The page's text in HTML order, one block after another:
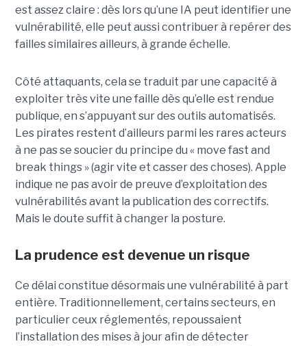
est assez claire : dès lors qu’une IA peut identifier une
vulnérabilité, elle peut aussi contribuer à repérer des
failles similaires ailleurs, à grande échelle.
Côté attaquants, cela se traduit par une capacité à
exploiter très vite une faille dès qu’elle est rendue
publique, en s’appuyant sur des outils automatisés.
Les pirates restent d’ailleurs parmi les rares acteurs
à ne pas se soucier du principe du « move fast and
break things » (agir vite et casser des choses). Apple
indique ne pas avoir de preuve d’exploitation des
vulnérabilités avant la publication des correctifs.
Mais le doute suffit à changer la posture.
La prudence est devenue un risque
Ce délai constitue désormais une vulnérabilité à part
entière. Traditionnellement, certains secteurs, en
particulier ceux réglementés, repoussaient
l’installation des mises à jour afin de détecter